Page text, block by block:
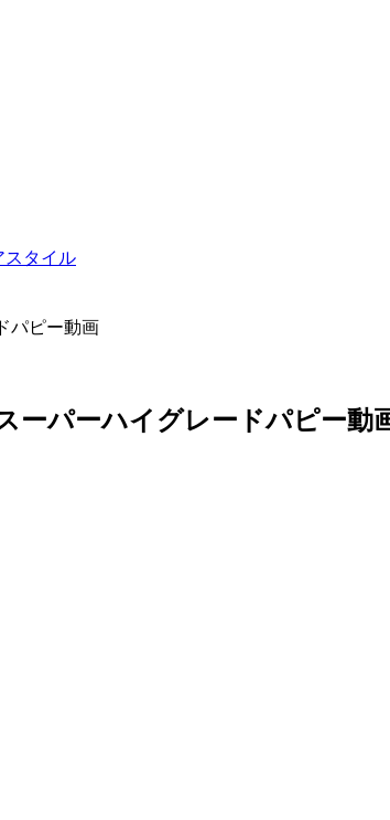
スタイル
パピー動画
パーハイグレードパピー動